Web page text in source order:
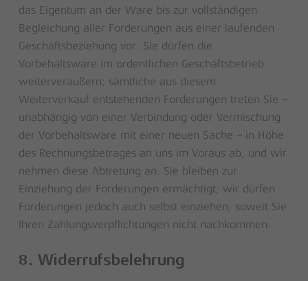
das Eigentum an der Ware bis zur vollständigen
Begleichung aller Forderungen aus einer laufenden
Geschäftsbeziehung vor. Sie dürfen die
Vorbehaltsware im ordentlichen Geschäftsbetrieb
weiterveräußern; sämtliche aus diesem
Weiterverkauf entstehenden Forderungen treten Sie –
unabhängig von einer Verbindung oder Vermischung
der Vorbehaltsware mit einer neuen Sache – in Höhe
des Rechnungsbetrages an uns im Voraus ab, und wir
nehmen diese Abtretung an. Sie bleiben zur
Einziehung der Forderungen ermächtigt, wir dürfen
Forderungen jedoch auch selbst einziehen, soweit Sie
Ihren Zahlungsverpflichtungen nicht nachkommen.
8. Widerrufsbelehrung